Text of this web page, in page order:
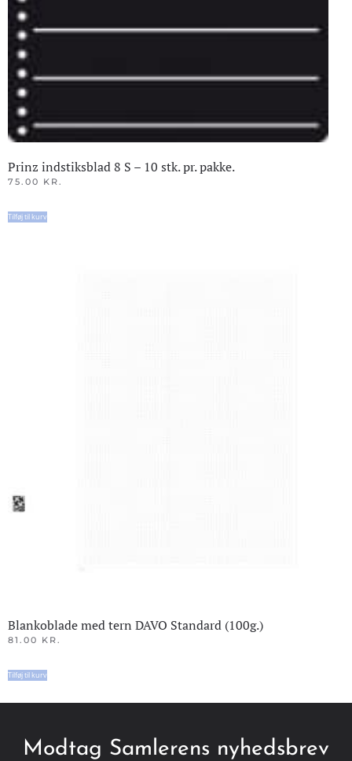
Prinz indstiksblad 8 S – 10 stk. pr. pakke.
75.00 KR.
Tilføj til kurv
Blankoblade med tern DAVO Standard (100g.)
81.00 KR.
Tilføj til kurv
Modtag Samlerens nyhedsbrev